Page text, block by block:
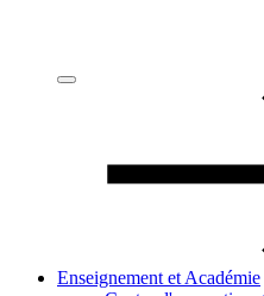
Enseignement et Académie